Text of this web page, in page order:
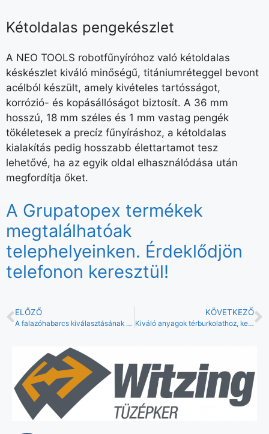
Kétoldalas pengekészlet
A NEO TOOLS robotfűnyíróhoz való kétoldalas
késkészlet kiváló minőségű, titániumréteggel bevont
acélból készült, amely kivételes tartósságot,
korrózió- és kopásállóságot biztosít. A 36 mm
hosszú, 18 mm széles és 1 mm vastag pengék
tökéletesek a precíz fűnyíráshoz, a kétoldalas
kialakítás pedig hosszabb élettartamot tesz
lehetővé, ha az egyik oldal elhasználódása után
megfordítja őket.
A Grupatopex termékek
megtalálhatóak
telephelyeinken. Érdeklődjön
telefonon keresztül!
ELŐZŐ
A falazóhabarcs kiválasztásának kritériumai
KÖVETKEZŐ
Kiváló anyagok térburkolathoz, kertépítéshez